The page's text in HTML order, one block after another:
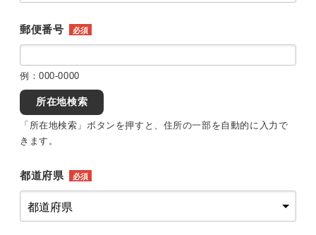
郵便番号 必須
例：000-0000
所在地検索
「所在地検索」ボタンを押すと、住所の一部を自動的に入力で
きます。
都道府県 必須